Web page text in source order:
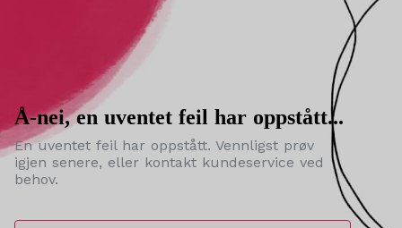
Å-nei, en uventet feil har oppstått...
En uventet feil har oppstått. Vennligst prøv
igjen senere, eller kontakt kundeservice ved
behov.